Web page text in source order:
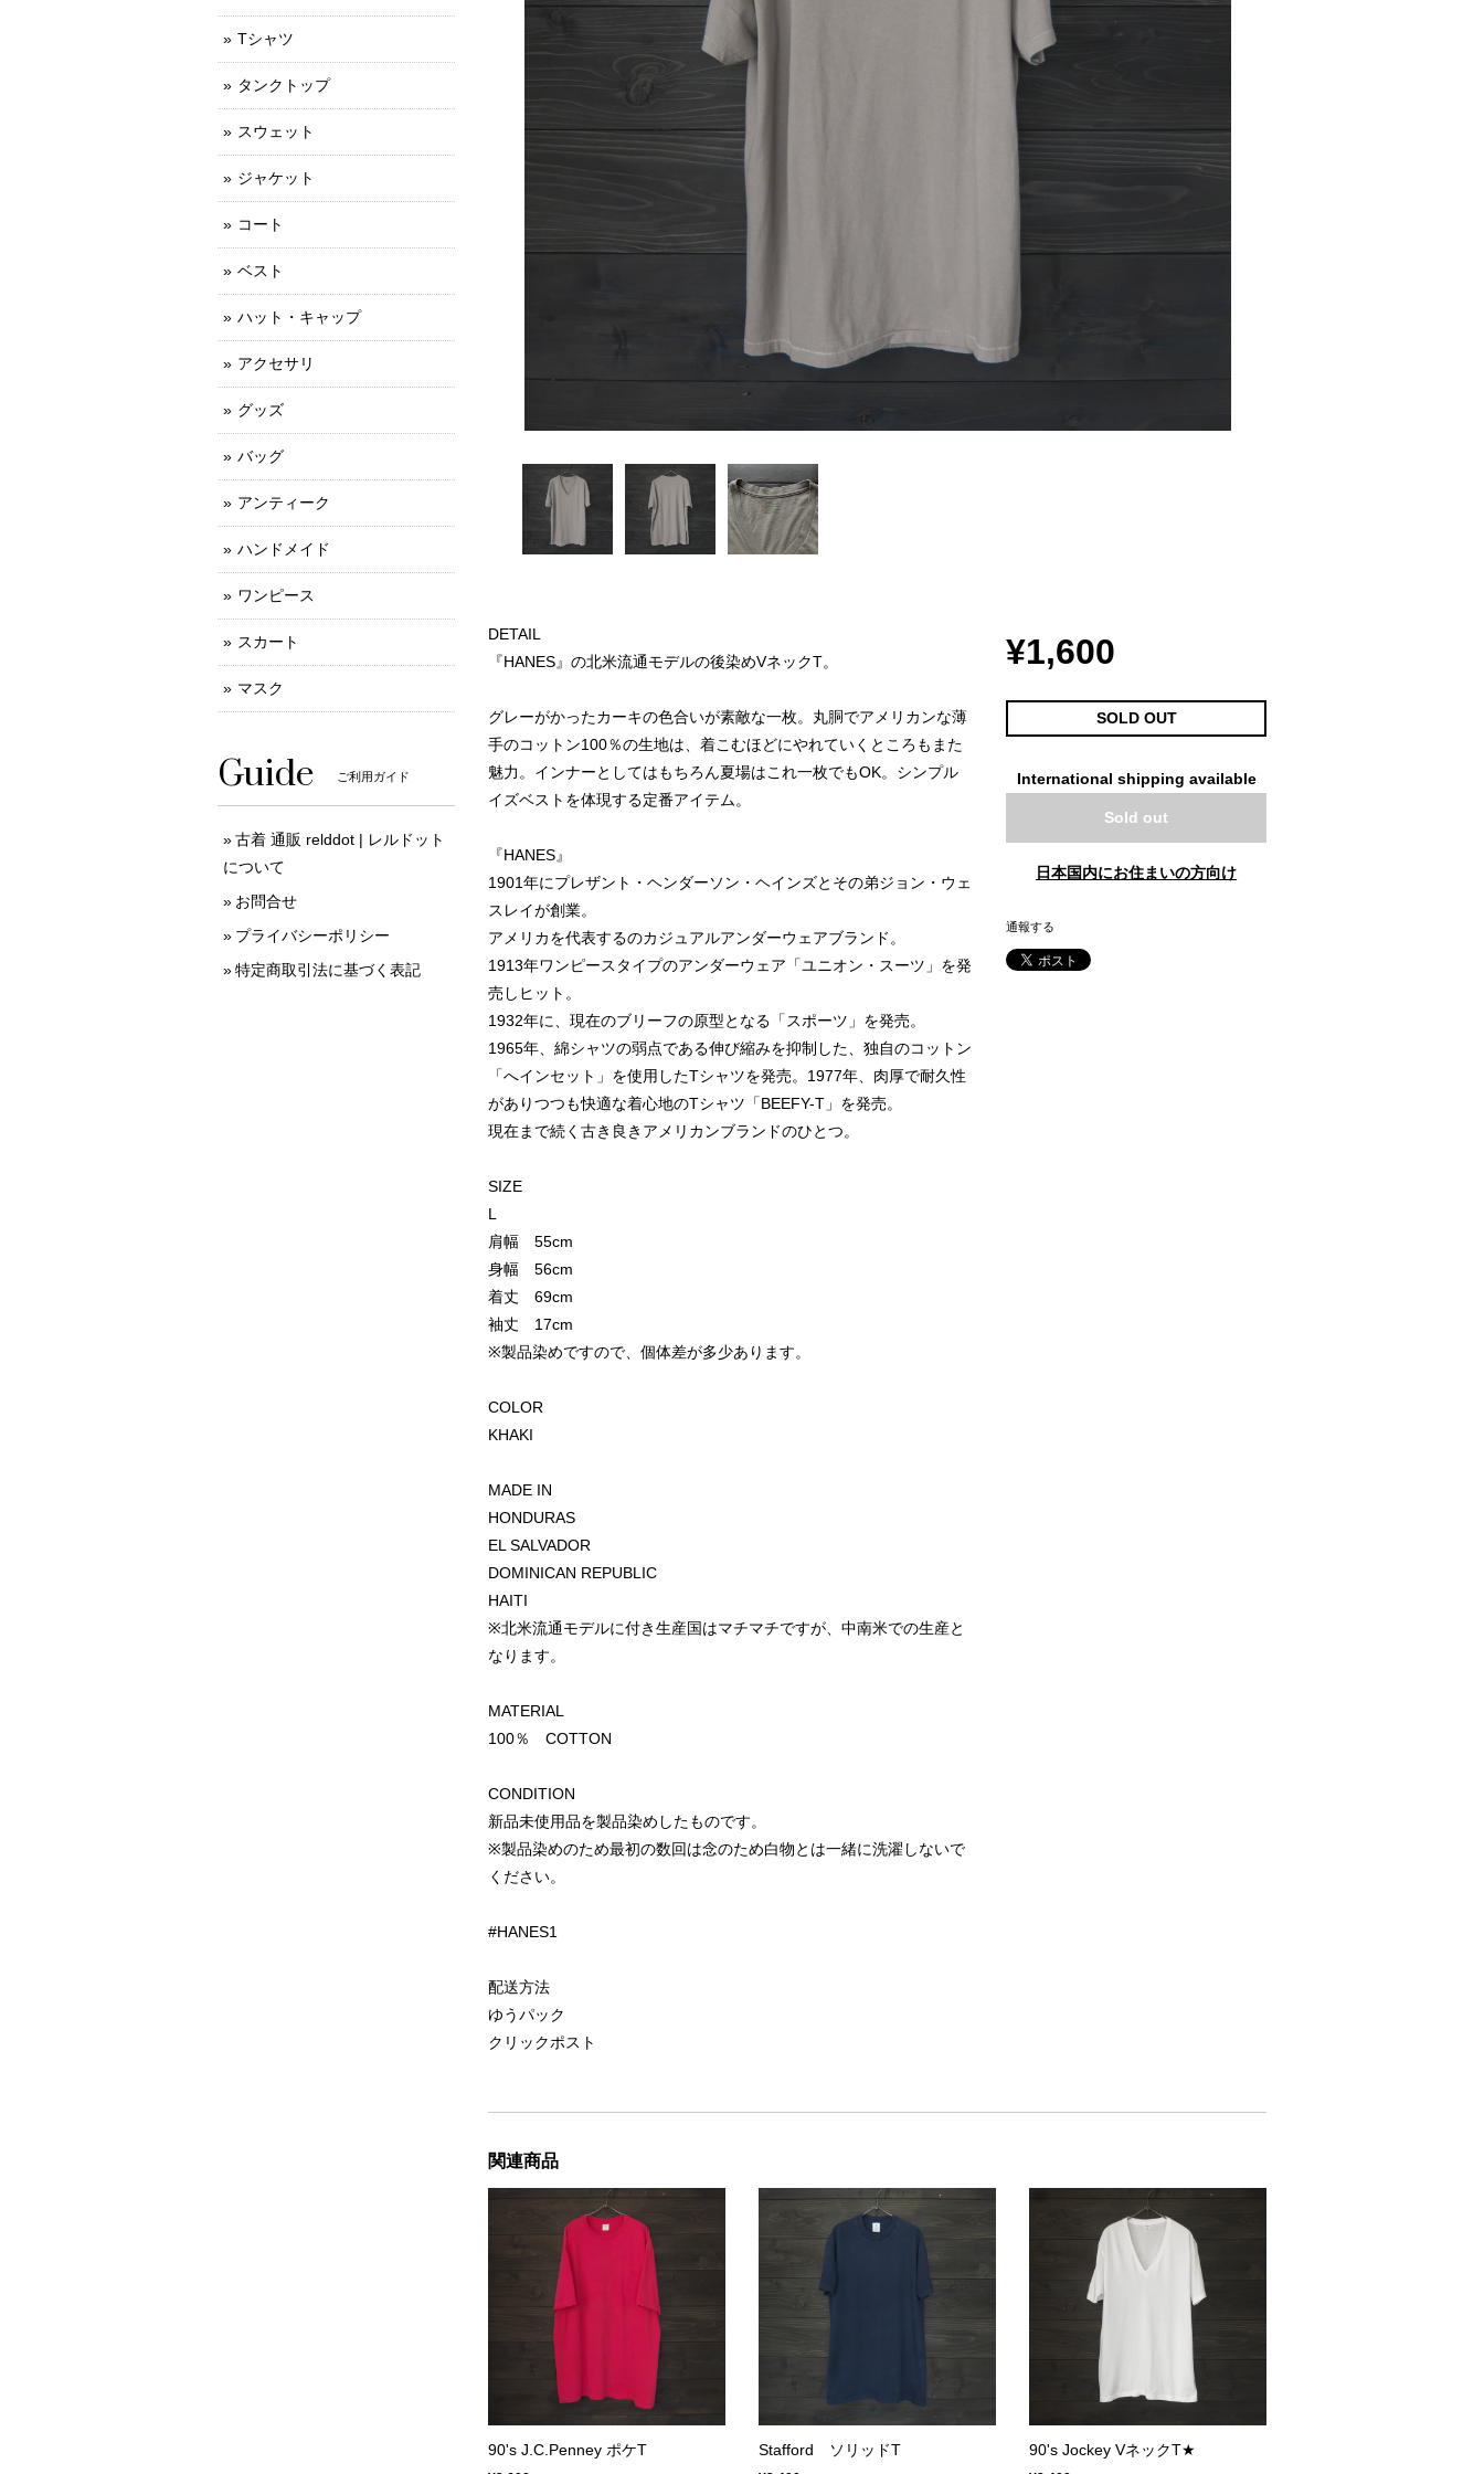
DETAIL
『HANES』の北米流通モデルの後染めVネックT。
グレーがかったカーキの色合いが素敵な一枚。丸胴でアメリカンな薄
手のコットン100％の生地は、着こむほどにやれていくところもまた
魅力。インナーとしてはもちろん夏場はこれ一枚でもOK。シンプル
イズベストを体現する定番アイテム。
『HANES』
1901年にプレザント・ヘンダーソン・ヘインズとその弟ジョン・ウェ
スレイが創業。
アメリカを代表するのカジュアルアンダーウェアブランド。
1913年ワンピースタイプのアンダーウェア「ユニオン・スーツ」を発
売しヒット。
1932年に、現在のブリーフの原型となる「スポーツ」を発売。
1965年、綿シャツの弱点である伸び縮みを抑制した、独自のコットン
「へインセット」を使用したTシャツを発売。1977年、肉厚で耐久性
がありつつも快適な着心地のTシャツ「BEEFY-T」を発売。
現在まで続く古き良きアメリカンブランドのひとつ。
SIZE
L
肩幅 55cm
身幅 56cm
着丈 69cm
袖丈 17cm
※製品染めですので、個体差が多少あります。
COLOR
KHAKI
MADE IN
HONDURAS
EL SALVADOR
DOMINICAN REPUBLIC
HAITI
※北米流通モデルに付き生産国はマチマチですが、中南米での生産と
なります。
MATERIAL
100％ COTTON
CONDITION
新品未使用品を製品染めしたものです。
※製品染めのため最初の数回は念のため白物とは一緒に洗濯しないで
ください。
#HANES1
配送方法
ゆうパック
クリックポスト
¥1,600
SOLD OUT
International shipping available
Sold out
日本国内にお住まいの方向け
通報する
関連商品
90's J.C.Penney ポケT Stafford ソリッドT 90's Jockey VネックT★
Tシャツ
タンクトップ
スウェット
ジャケット
コート
ベスト
ハット・キャップ
アクセサリ
グッズ
バッグ
アンティーク
ハンドメイド
ワンピース
スカート
マスク
Guide ご利用ガイド
古着 通販 relddot | レルドット
について
お問合せ
プライバシーポリシー
特定商取引法に基づく表記